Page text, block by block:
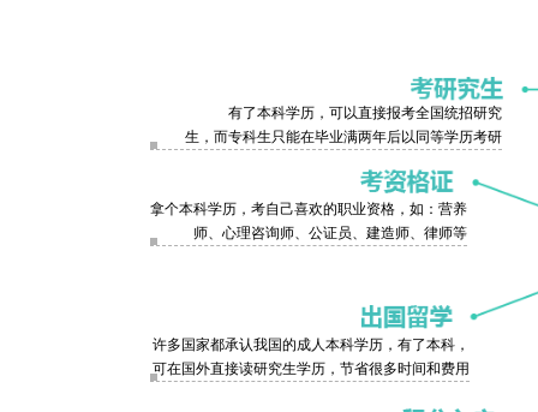
有了本科学历，可以直接报考全国统招研究
生，而专科生只能在毕业满两年后以同等学历考研
拿个本科学历，考自己喜欢的职业资格，如：营养
师、心理咨询师、公证员、建造师、律师等
许多国家都承认我国的成人本科学历，有了本科，
可在国外直接读研究生学历，节省很多时间和费用